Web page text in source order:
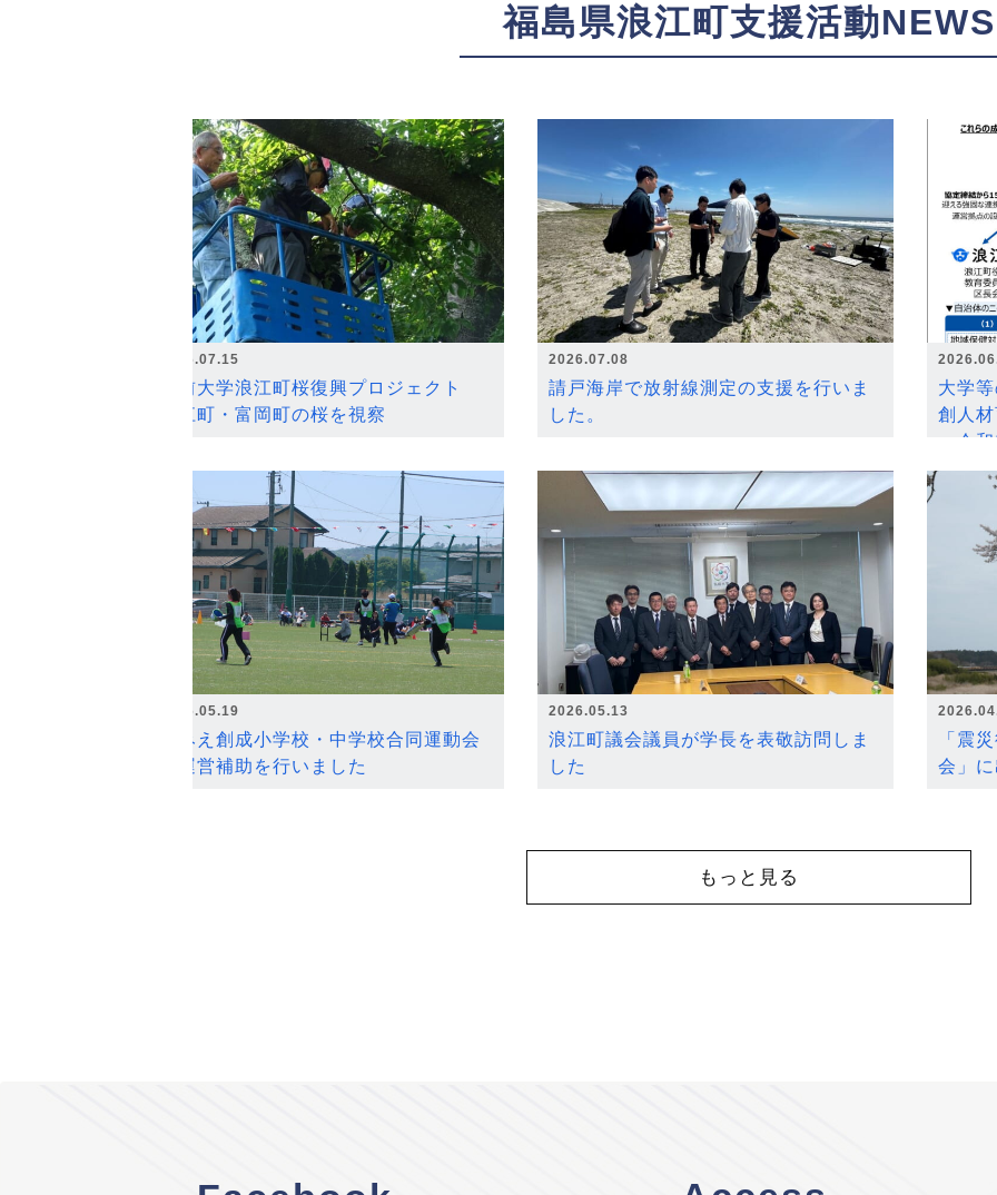
福島県浪江町支援活動NEWS
2026.07.15
弘前大学浪江町桜復興プロジェクト
浪江町・富岡町の桜を視察
2026.07.08
請戸海岸で放射線測定の支援を行いま
した。
大学
創人
～令
2026.05.19
なみえ創成小学校・中学校合同運動会
の運営補助を行いました
2026.05.13
浪江町議会議員が学長を表敬訪問しま
した
「震
会」
もっと見る